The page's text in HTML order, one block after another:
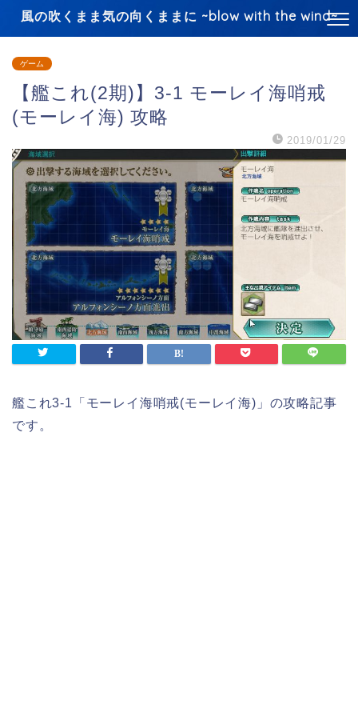
風の吹くまま気の向くままに ~blow with the wind~
ゲーム
【艦これ(2期)】3-1 モーレイ海哨戒
(モーレイ海) 攻略
2019/01/29
艦これ3-1「モーレイ海哨戒(モーレイ海)」の攻略記事
です。